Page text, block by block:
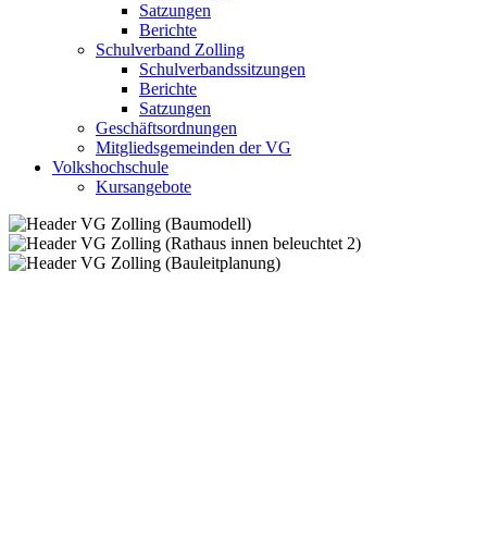
Satzungen
Berichte
Schulverband Zolling
Schulverbandssitzungen
Berichte
Satzungen
Geschäftsordnungen
Mitgliedsgemeinden der VG
Volkshochschule
Kursangebote